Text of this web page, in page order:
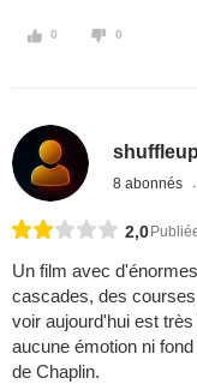
0 0
shuffleup
8 abonnés
2,0
Un film avec
cascades, des
voir aujourd'hui est
aucune émotion ni
de Chaplin.